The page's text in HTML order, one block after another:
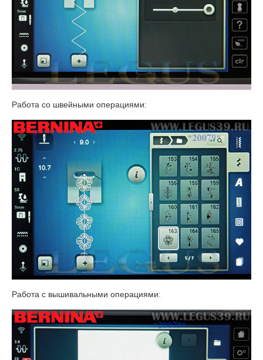
Работа со швейными операциями:
Работа с вышивальными операциями: